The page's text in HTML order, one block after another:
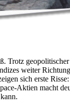
Trotz
weiter
sich erste
Aktien macht